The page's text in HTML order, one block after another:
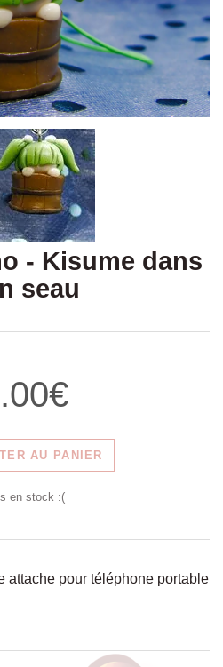
- Kisume dans
seau
AU PANIER
en stock :(
attache pour téléphone portable